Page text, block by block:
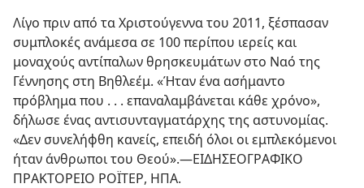
Λίγο πριν από τα Χριστούγεννα του 2011, ξέσπασαν
συμπλοκές ανάμεσα σε 100 περίπου ιερείς και
μοναχούς αντίπαλων θρησκευμάτων στο Ναό της
Γέννησης στη Βηθλεέμ. «Ήταν ένα ασήμαντο
πρόβλημα που . . . επαναλαμβάνεται κάθε χρόνο»,
δήλωσε ένας αντισυνταγματάρχης της αστυνομίας.
«Δεν συνελήφθη κανείς, επειδή όλοι οι εμπλεκόμενοι
ήταν άνθρωποι του Θεού».​—ΕΙΔΗΣΕΟΓΡΑΦΙΚΟ
ΠΡΑΚΤΟΡΕΙΟ ΡΟΪΤΕΡ, ΗΠΑ.